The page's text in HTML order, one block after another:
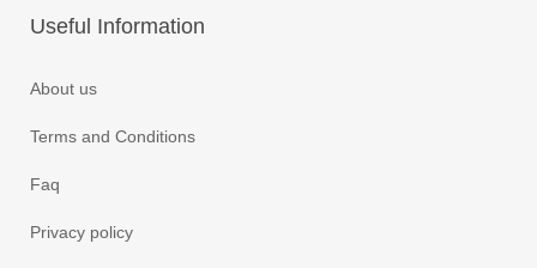
Useful Information
About us
Terms and Conditions
Faq
Privacy policy